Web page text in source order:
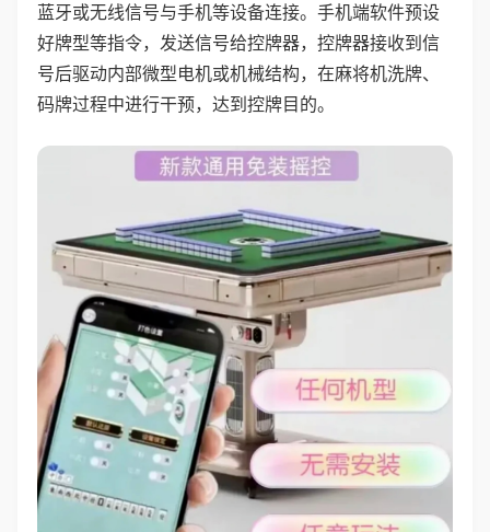
蓝牙或无线信号与手机等设备连接。手机端软件预设
好牌型等指令，发送信号给控牌器，控牌器接收到信
号后驱动内部微型电机或机械结构，在麻将机洗牌、
码牌过程中进行干预，达到控牌目的。